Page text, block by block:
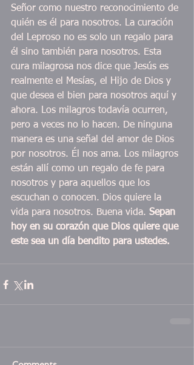
Señor como nuestro reconocimiento de
quién es él para nosotros. La curación
del Leproso no es solo un regalo para
él sino también para nosotros. Esta
cura milagrosa nos dice que Jesús es
realmente el Mesías, el Hijo de Dios y
que desea el bien para nosotros aquí y
ahora. Los milagros todavía ocurren,
pero a veces no lo hacen. De ninguna
manera es una señal del amor de Dios
por nosotros. Él nos ama. Los milagros
están allí como un regalo de fe para
nosotros y para aquellos que los
escuchan o conocen. Dios quiere la
vida para nosotros. Buena vida. Sepan
hoy en su corazón que Dios quiere que
este sea un día bendito para ustedes.